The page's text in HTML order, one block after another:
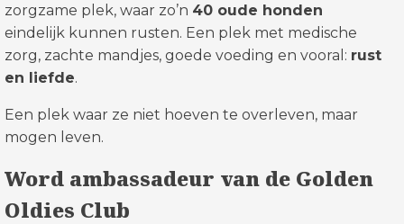
zorgzame plek, waar zo’n 40 oude honden
eindelijk kunnen rusten. Een plek met medische
zorg, zachte mandjes, goede voeding en vooral: rust
en liefde.
Een plek waar ze niet hoeven te overleven, maar
mogen leven.
Word ambassadeur van de Golden
Oldies Club